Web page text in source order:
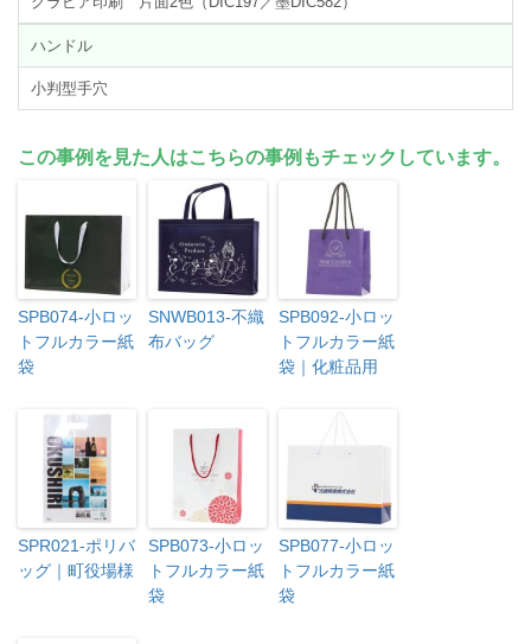
ハンドル
小判型手穴
この事例を見た人はこちらの事例もチェックしています。
SPB074-小ロッ
トフルカラー紙
袋
SNWB013-不織
布バッグ
SPB092-小ロッ
トフルカラー紙
袋｜化粧品用
SPR021-ポリバ
ッグ｜町役場様
SPB073-小ロッ
トフルカラー紙
袋
SPB077-小ロッ
トフルカラー紙
袋